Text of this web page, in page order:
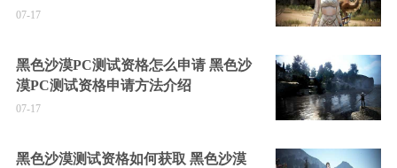
07-17
黑色沙漠PC测试资格怎么申请 黑色沙
漠PC测试资格申请方法介绍
07-17
黑色沙漠测试资格如何获取 黑色沙漠